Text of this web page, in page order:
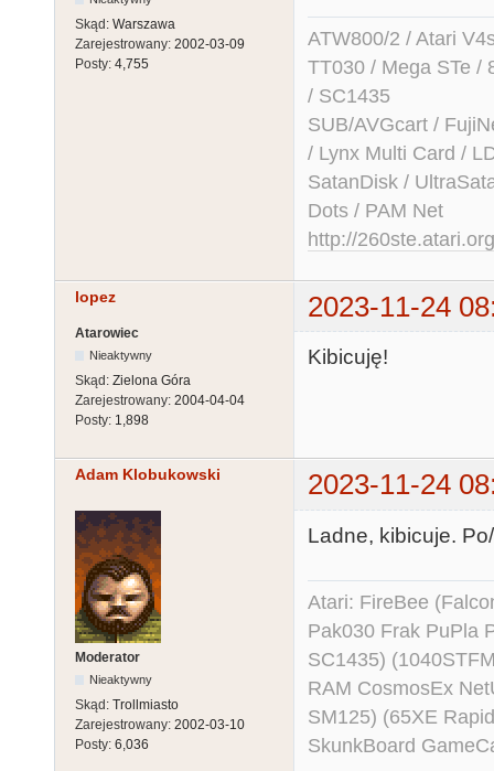
Skąd: Warszawa
Zarejestrowany: 2002-03-09
Posty: 4,755
ATW800/2 / Atari
TT030 / Mega STe /
/ SC1435
SUB/AVGcart /
/ Lynx Multi Card /
SatanDisk /
Dots / PAM Net
http://260ste.atari.org
lopez 2023-11-24
Atarowiec
Nieaktywny
Skąd: Zielona Góra
Zarejestrowany: 2004-04-04
Posty: 1,898
Kibicuję!
Adam Klobukowski 2023-11-24
Moderator
Nieaktywny
Skąd: Trollmiasto
Zarejestrowany: 2002-03-10
Posty: 6,036
Ladne, kibicuje.
Atari: FireBee
Pak030 Frak PuPla
SC1435)
RAM CosmosEx
SM125) (65XE
SkunkBoard